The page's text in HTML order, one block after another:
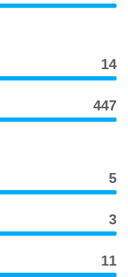
14
447
5
3
11